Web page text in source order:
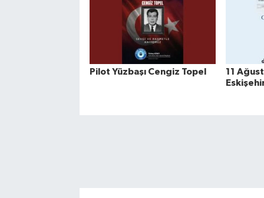
Pilot Yüzbaşı Cengiz Topel
11